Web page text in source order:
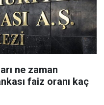
ne zaman
faiz oranı kaç